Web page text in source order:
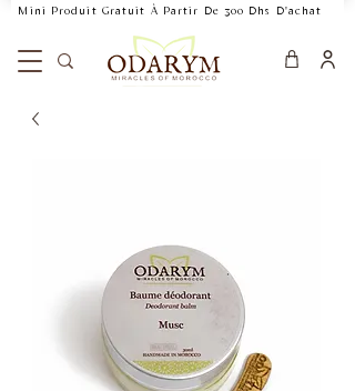
Mini Produit Gratuit À Partir De 300 Dhs D'achat